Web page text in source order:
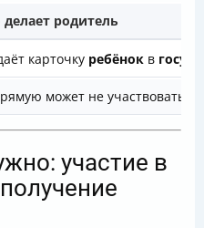
делает родитель
карточку ребёнок в
может не участвовать
участие в